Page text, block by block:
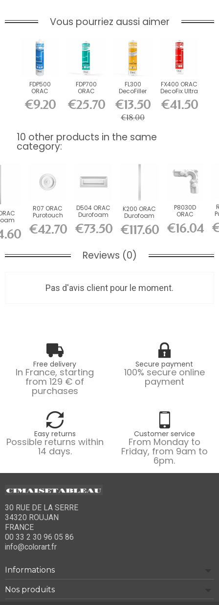
Vous pourriez aussi aimer
FDP500
ORAC
DecoFix Pro
310 ml
€9.20
FDP700
ORAC
DecoFix
Power 290
ml
€25.70
FL300
DecoFiller
€13.50
€18.00
FX400 ORAC
DecoFix Ultra
€41.50
10 other products in the same
category:
R07 ORAC
Purotouch
Rosette cm
€42.70
D504 ORAC
Durofoam
Panel L55 x
H1.7 x W22
cm
€73.50
K200 ORAC
Durofoam
Pilaster L13.6
x H200 x...
€117.60
P8030D
ORAC
Corner for
P8030
Durofoam...
€16.04
Reviews (0)
Pas d'avis client pour le moment.
Free delivery
In France, starting
from 129 € of
purchases
Secure payment
100% secure online
payment
Easy returns
Possible returns within
14 days.
Customer service
From Monday to
Friday, from 9am to
6pm.
30 RUE DE LA SERRE
34320 ROUJAN
FRANCE
00 33 2 30 96 05 86
info@colorart.fr
Informations
Nos produits